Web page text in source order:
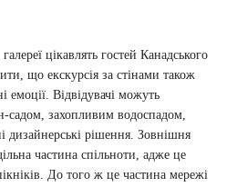
цікавлять гостей Канадського
що екскурсія за стінами також
емоції. Відвідувачі можуть
садом, захопливим водоспадом,
дизайнерські рішення. Зовнішня
частина спільноти, адже це
До того ж це частина мережі